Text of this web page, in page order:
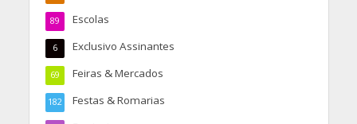
Escolas
89
Exclusivo Assinantes
6
Feiras & Mercados
69
Festas & Romarias
182